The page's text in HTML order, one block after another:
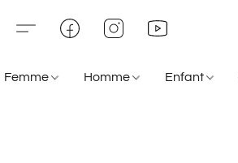
Femme Homme Enfant